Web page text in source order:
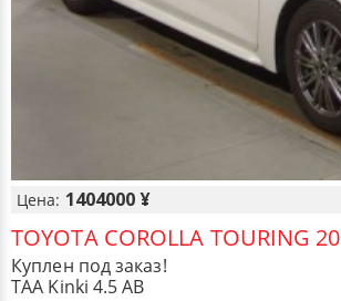
Цена: 1404000 ¥
TOYOTA COROLLA TOURING
Куплен под заказ!
TAA Kinki 4.5 AB